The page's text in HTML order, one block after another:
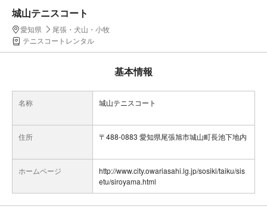
城山テニスコート
愛知県
尾張・犬山・小牧
テニスコートレンタル
基本情報
名称 城山テニスコート
住所 〒488-0883 愛知県尾張旭市城山町長池下地内
ホームページ
http://www.city.owariasahi.lg.jp/sosiki/taiku/sis
etu/siroyama.html